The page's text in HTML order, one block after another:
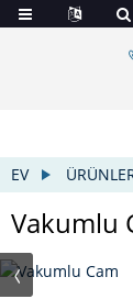
EV
Vakumlu